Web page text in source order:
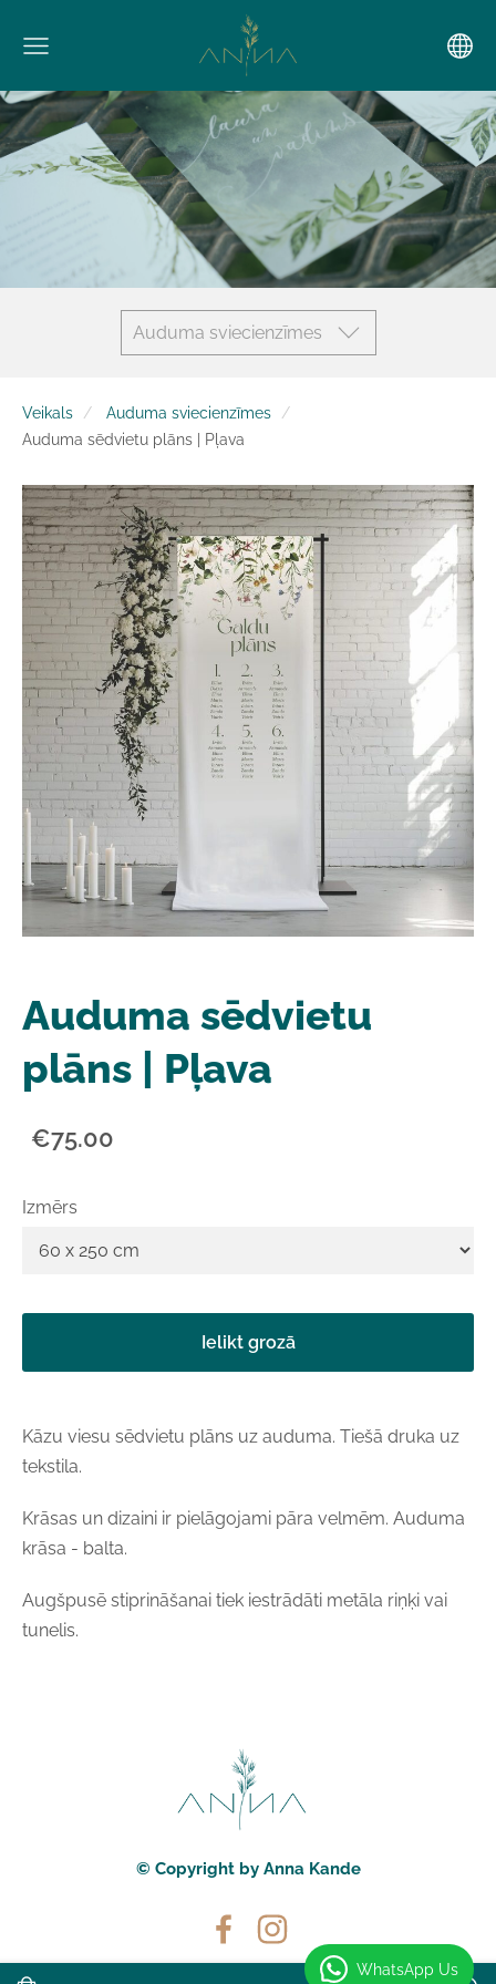
Auduma sviecienzīmes
Veikals
Auduma sviecienzīmes
Auduma sēdvietu plāns | Pļava
Auduma sēdvietu
plāns | Pļava
€75.00
Izmērs
Ielikt grozā
Kāzu viesu sēdvietu plāns uz auduma. Tiešā druka uz
tekstila.
Krāsas un dizaini ir pielāgojami pāra velmēm. Auduma
krāsa - balta.
Augšpusē stiprināšanai tiek iestrādāti metāla riņķi vai
tunelis.
© Copyright by Anna Kande
WhatsApp Us